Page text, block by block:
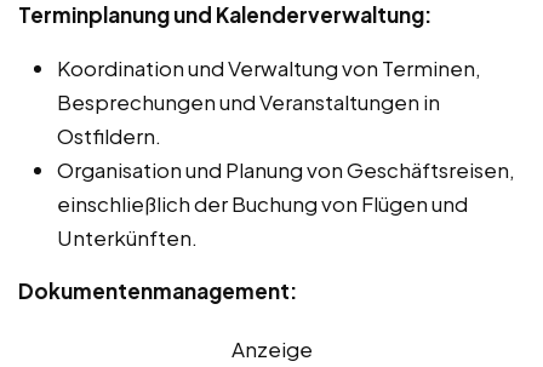
Terminplanung und Kalenderverwaltung:
Koordination und Verwaltung von Terminen,
Besprechungen und Veranstaltungen in
Ostfildern.
Organisation und Planung von Geschäftsreisen,
einschließlich der Buchung von Flügen und
Unterkünften.
Dokumentenmanagement:
Anzeige